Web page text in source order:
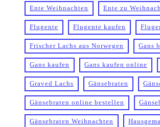
Ente Weihnachten Ente zu
Flugente Flugente kaufen
Frischer Lachs aus Norwegen Gans
Gans kaufen Gans kaufen online
Graved Lachs Gänsebraten
Gänsebraten online bestellen
Gänsebraten Weihnachten